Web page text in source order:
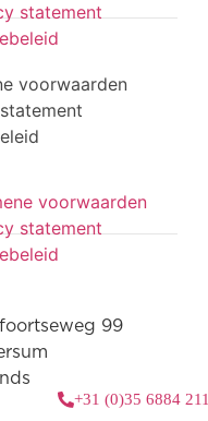
statement
voorwaarden
voorwaarden
statement
99
+31 (0)35 6884 211